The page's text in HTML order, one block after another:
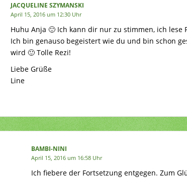
JACQUELINE SZYMANSKI
April 15, 2016 um 12:30 Uhr
Huhu Anja 🙂 Ich kann dir nur zu stimmen, ich
Ich bin genauso begeistert wie du und bin schon
wird 🙂 Tolle Rezi!
Liebe Grüße
Line
BAMBI-NINI
April 15, 2016 um 16:58 Uhr
Ich fiebere der Fortsetzung entgegen. Zum